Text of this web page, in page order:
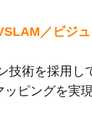
／ビジ
技術を採用し
ピングを実